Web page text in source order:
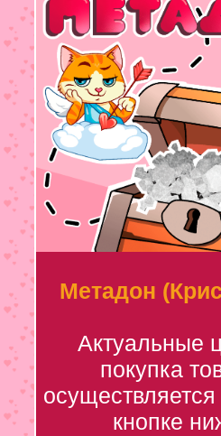
Метадон
Актуальные
покупка
осуществляется
кнопке